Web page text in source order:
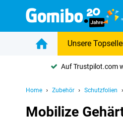
Unsere
Auf Trustpilot.com
Home Zubehör Schutzfolien
Mobilize